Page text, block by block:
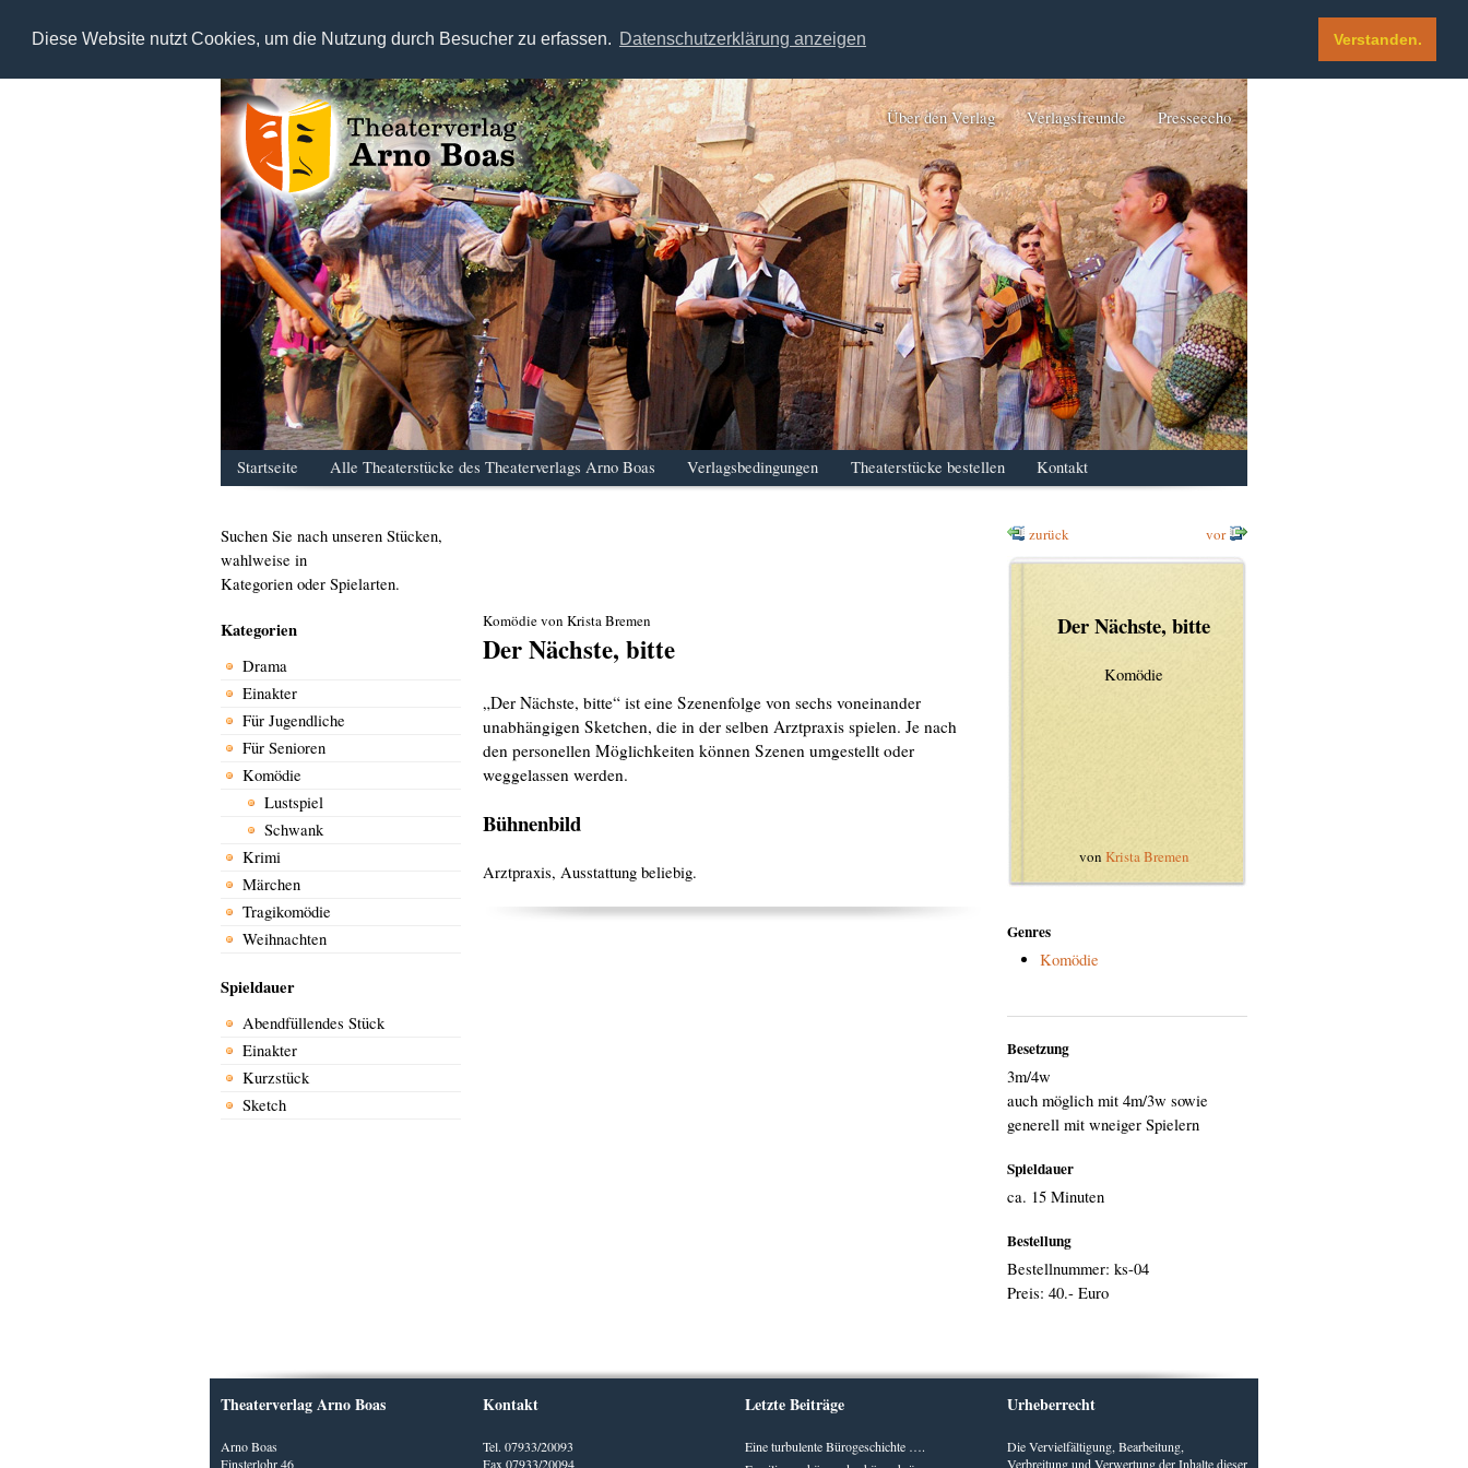
Diese Website nutzt Cookies, um die Nutzung durch Besucher zu erfassen. Datenschutzerklärung anzeigen Verstanden.
Über den Verlag Verlagsfreunde Presseecho
Startseite Alle Theaterstücke des Theaterverlags Arno Boas Verlagsbedingungen Theaterstücke bestellen Kontakt
Suchen Sie nach unseren Stücken,
wahlweise in
Kategorien oder Spielarten.
Kategorien
Drama
Einakter
Für Jugendliche
Für Senioren
Komödie
Lustspiel
Schwank
Krimi
Märchen
Tragikomödie
Weihnachten
Spieldauer
Abendfüllendes Stück
Einakter
Kurzstück
Sketch
zurück vor
Komödie von Krista Bremen
Der Nächste, bitte
„Der Nächste, bitte“ ist eine Szenenfolge von sechs voneinander
unabhängigen Sketchen, die in der selben Arztpraxis spielen. Je nach
den personellen Möglichkeiten können Szenen umgestellt oder
weggelassen werden.
Bühnenbild
Arztpraxis, Ausstattung beliebig.
Der Nächste, bitte
Komödie
von Krista Bremen
Genres
Komödie
Besetzung
3m/4w
auch möglich mit 4m/3w sowie
generell mit wneiger Spielern
Spieldauer
ca. 15 Minuten
Bestellung
Bestellnummer: ks-04
Preis: 40.- Euro
Theaterverlag Arno Boas
Arno Boas
Finsterlohr 46
Kontakt
Tel. 07933/20093
Fax 07933/20094
Letzte Beiträge
Eine turbulente Bürogeschichte ….
Urheberrecht
Die Vervielfältigung, Bearbeitung,
Verbreitung und Verwertung der Inhalte dieser